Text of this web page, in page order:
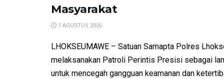
Masyarakat
7 AGUSTUS 2026
LHOKSEUMAWE – Satuan Samapta Polres
melaksanakan Patroli Perintis Presisi sebagai
untuk mencegah gangguan keamanan dan